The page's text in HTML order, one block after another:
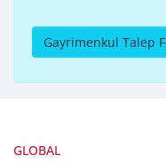
Gayrimenkul Talep
GLOBAL